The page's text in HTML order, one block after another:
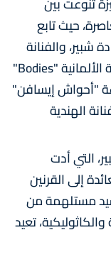
حيث تابع
شبير، والفنانة
المغربية نبيلة معان، إلى جانب المجموعة الألمانية "Bodies"
"أحواش إيسافن"
الهندية
التي أدت
إلى القرنين
مستلهمة من
والكاثوليكية، تعيد